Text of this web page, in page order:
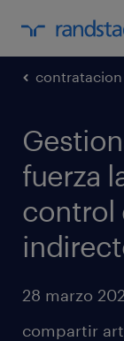
contratacion
fuerza
control
28 marzo
compartir